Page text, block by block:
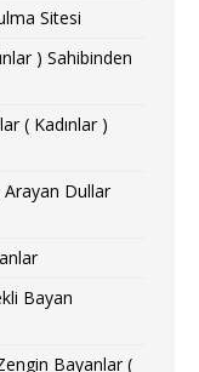
Sitesi
) Sahibinden
( Kadınlar )
Dullar
Bayan
Bayanlar (